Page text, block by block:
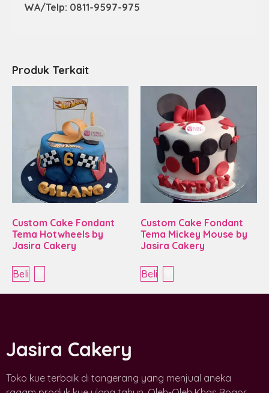
Produk Terkait
Custom Cake Fondant
Tema Hotwheels by
Jasira Cakery
Beli
Custom Cake Fondant
Tema Mickey Mouse by
Jasira Cakery
Beli
WA/Telp: 0811-9597-975
Jasira Cakery
Toko kue terbaik di tangerang yang menjual aneka